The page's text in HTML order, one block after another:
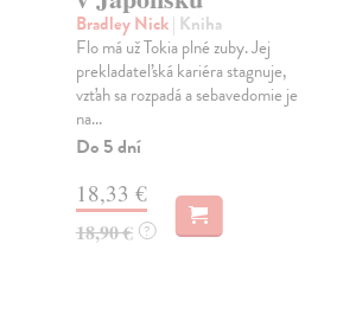
Bradley Nick| Kniha
Flo má už Tokia plné zuby. Jej
prekladateľská kariéra stagnuje,
vzťah sa rozpadá a sebavedomie je
na...
Do 5 dní
18,33 €
18,90 € ?